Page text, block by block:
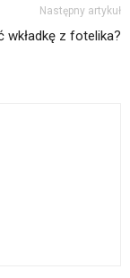
Następny artykuł
wkładkę z fotelika?